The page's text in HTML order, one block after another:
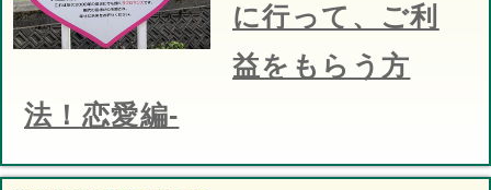
に行って、ご利
益をもらう方
法！恋愛編-